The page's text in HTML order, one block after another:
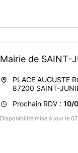
Mairie de SAINT-
PLACE AUGUSTE
87200 SAINT-
Prochain RDV : 10/
Disponibilité mise à jour le